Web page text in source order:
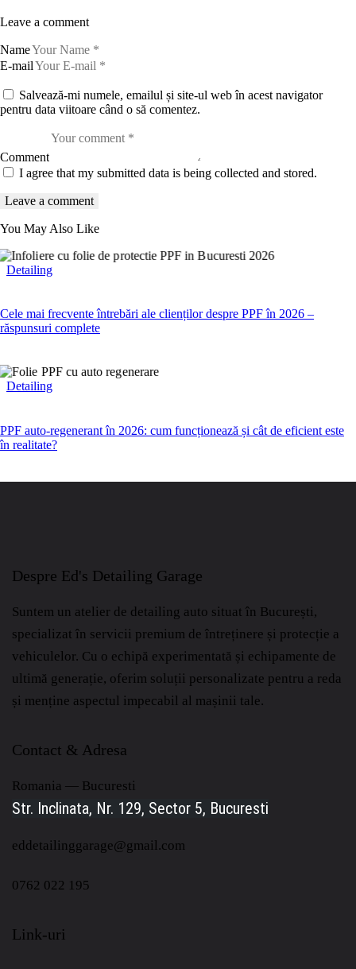
Leave a comment
Name
E-mail
Salvează-mi numele, emailul și site-ul web în acest navigator
pentru data viitoare când o să comentez.
Comment
I agree that my submitted data is being collected and stored.
You May Also Like
Detailing
Cele mai frecvente întrebări ale clienților despre PPF în 2026 –
răspunsuri complete
Detailing
PPF auto-regenerant în 2026: cum funcționează și cât de eficient este
în realitate?
Despre Ed's Detailing Garage
Suntem un atelier de detailing auto situat în București,
specializat în servicii premium de întreținere și protecție a
vehiculelor. Cu o echipă experimentată și echipamente de
ultimă generație, oferim soluții personalizate pentru a reda
și menține aspectul impecabil al mașinii tale.
Contact & Adresa
Romania — Bucuresti
Str. Inclinata, Nr. 129, Sector 5, Bucuresti
eddetailinggarage@gmail.com
0762 022 195
Link-uri